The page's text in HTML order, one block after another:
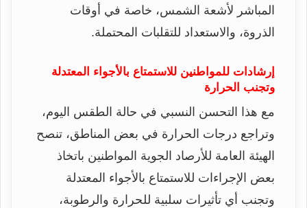
المباشر لأشعة الشمس، خاصة في أوقات
الذروة، والاستعداد للتقلبات المحتملة.
إرشادات للمواطنين للاستمتاع بالأجواء المعتدلة
وتجنب الحرارة
مع هذا التحسن النسبي في حالة الطقس اليوم،
وتراجع درجات الحرارة في بعض المناطق، تنصح
الهيئة العامة للأرصاد الجوية المواطنين باتخاذ
بعض الإجراءات للاستمتاع بالأجواء المعتدلة
وتجنب أي تأثيرات سلبية للحرارة والرطوبة،